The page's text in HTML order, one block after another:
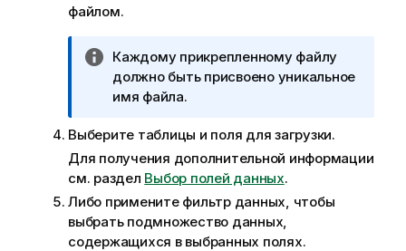
е
файлом.
П
р
и
е
ч
а
н
и
е
Каждому прикрепленному файлу
должно быть присвоено уникальное
имя файла.
Выберите таблицы и поля для загрузки.
Для получения дополнительной информации
см. раздел Выбор полей данных.
Либо примените фильтр данных, чтобы
выбрать подмножество данных,
содержащихся в выбранных полях.